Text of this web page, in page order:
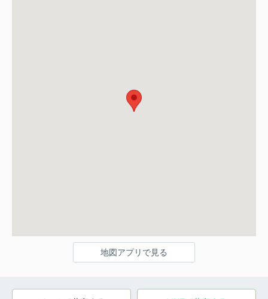
地図アプリで見る